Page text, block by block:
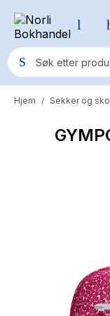
Populære søk
Pokemon
Fury Bound -
Hypopressiv
Hjem / Sekker og